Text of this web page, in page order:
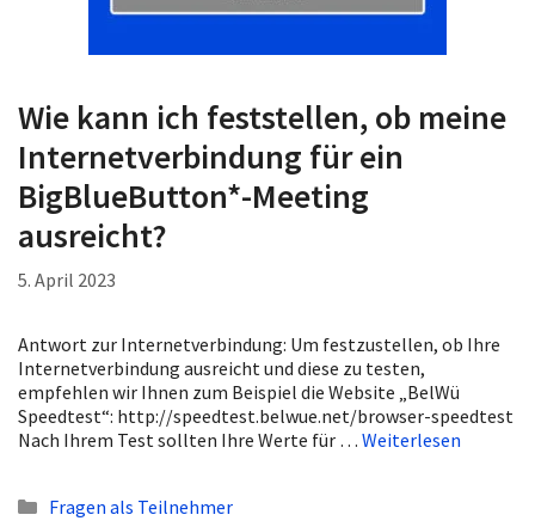
Wie kann ich feststellen, ob meine
Internetverbindung für ein
BigBlueButton*-Meeting
ausreicht?
5. April 2023
Antwort zur Internetverbindung: Um festzustellen, ob Ihre
Internetverbindung ausreicht und diese zu testen,
empfehlen wir Ihnen zum Beispiel die Website „BelWü
Speedtest“: http://speedtest.belwue.net/browser-speedtest
Nach Ihrem Test sollten Ihre Werte für … Weiterlesen
Kategorien
Fragen als Teilnehmer